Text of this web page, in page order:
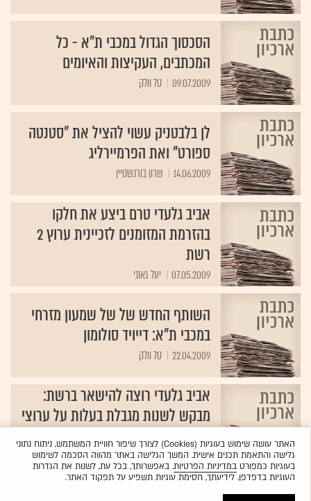
הסכסוך הגדול במכבי ת"א - כל
המכתבים, העקיצות והאיומים
09.07.2009 טל וולק
לן בלבטניק עשוי להציל את "סטנטה
ספורט" ואת הפרמיירליג
14.06.2009 שרון בורנשטיין
אביב גלעדי טרם ביצע את חלקו
בהזרמת המזומנים לזכיינית ערוץ 2
רשת
07.05.2009 יעל גאוני
השותף החדש של של שמעון מזרחי
במכבי ת"א: דייויד סולומון
22.04.2009 טל וולק
אביב גלעדי רוצה להישאר ברשת:
מבקש לשנות מגבלת בעלות על ערוצי
הכבלים
22.03.2009 יעל גאוני
האתר עושה שימוש בעוגיות (Cookies) לצורך שיפור חוויית המשתמש, ניתוח נתוני
גלישה והתאמת תכנים אישית. המשך הגלישה באתר מהווה הסכמה לשימוש
בעוגיות כמפורטבמדיניות הפרטיות. באפשרותך, בכל עת, לשנות את הגדרות
העוגיות בדפדפן. לידיעתך, חסימת עוגיות תשפיע על תפקוד האתר.